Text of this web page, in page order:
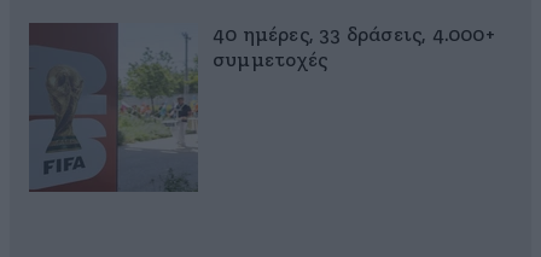
40 ημέρες, 33 δράσεις, 4.000+
συμμετοχές